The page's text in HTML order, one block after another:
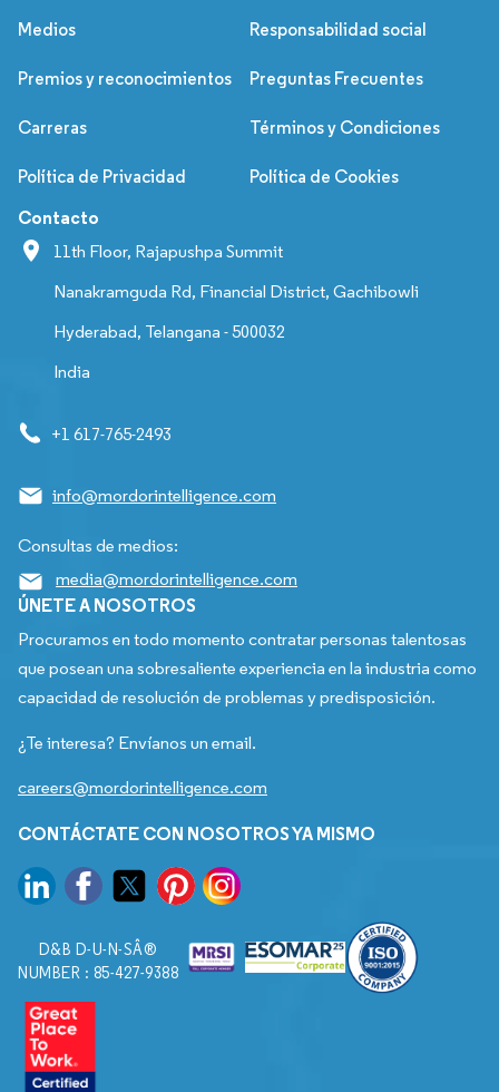
Medios Responsabilidad social
Premios y reconocimientos Preguntas Frecuentes
Carreras Términos y Condiciones
Política de Privacidad Política de Cookies
Contacto
11th Floor, Rajapushpa Summit
Nanakramguda Rd, Financial District, Gachibowli
Hyderabad, Telangana - 500032
India
+1 617-765-2493
info@mordorintelligence.com
Consultas de medios:
media@mordorintelligence.com
ÚNETE A NOSOTROS
Procuramos en todo momento contratar personas talentosas
que posean una sobresaliente experiencia en la industria como
capacidad de resolución de problemas y predisposición.
¿Te interesa? Envíanos un email.
careers@mordorintelligence.com
CONTÁCTATE CON NOSOTROS YA MISMO
D&B D-U-N-SÂ®
NUMBER : 85-427-9388